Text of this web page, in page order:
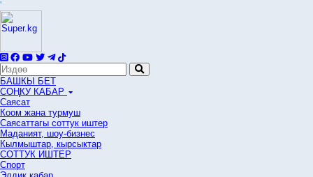
'
БАШКЫ БЕТ
СОҢКУ КАБАР
Саясат
Коом жана турмуш
Саясаттагы соттук иштер
Маданият, шоу-бизнес
Кылмыштар, кырсыктар
СОТТУК ИШТЕР
Спорт